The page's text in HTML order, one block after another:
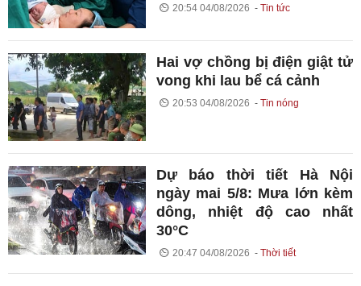
20:54 04/08/2026 Tin tức
Hai vợ chồng bị điện giật tử
vong khi lau bể cá cảnh
20:53 04/08/2026 Tin nóng
Dự báo thời tiết Hà Nội
ngày mai 5/8: Mưa lớn kèm
dông, nhiệt độ cao nhất
30°C
20:47 04/08/2026 Thời tiết